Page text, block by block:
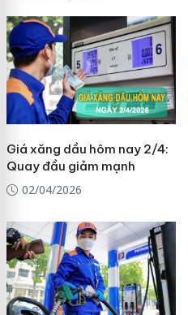
Giá xăng dầu hôm nay 2/4:
Quay đầu giảm mạnh
02/04/2026